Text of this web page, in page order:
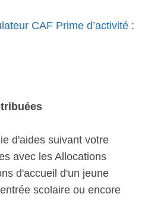
CAF Prime d’activité :
d'aides suivant votre
avec les Allocations
d'accueil d'un jeune
scolaire ou encore